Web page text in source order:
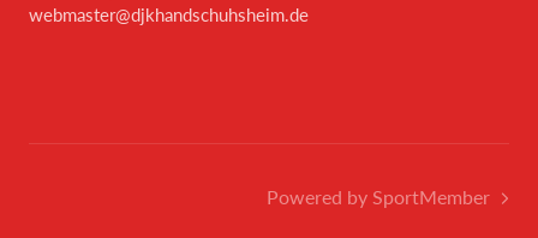
webmaster@djkhandschuhsheim.de
Powered by SportMember